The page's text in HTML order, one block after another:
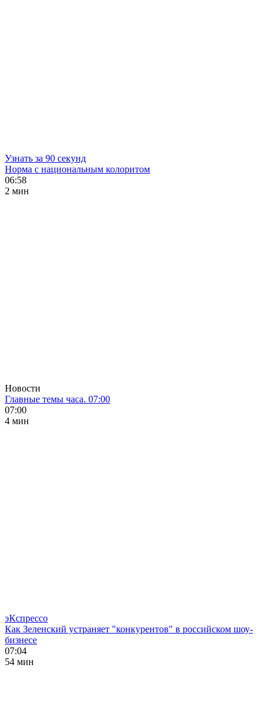
Узнать за 90 секунд
Норма с национальным колоритом
06:58
2 мин
Новости
Главные темы часа. 07:00
07:00
4 мин
эКспрессо
Как Зеленский устраняет "конкурентов" в российском шоу-
бизнесе
07:04
54 мин